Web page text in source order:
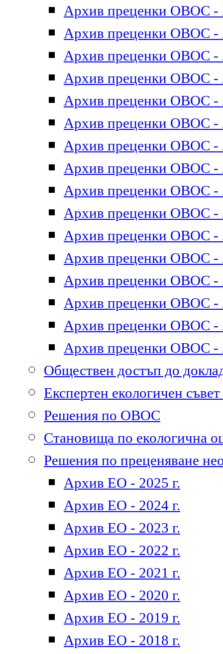
Архив преценки ОВОС -
Архив преценки ОВОС -
Архив преценки ОВОС -
Архив преценки ОВОС -
Архив преценки ОВОС -
Архив преценки ОВОС -
Архив преценки ОВОС -
Архив преценки ОВОС -
Архив преценки ОВОС -
Архив преценки ОВОС -
Архив преценки ОВОС -
Архив преценки ОВОС -
Архив преценки ОВОС -
Архив преценки ОВОС -
Архив преценки ОВОС -
Архив преценки ОВОС -
Обществен достъп до
Експертен екологичен
Решения по ОВОС
Становища по екологична
Решения по преценяване
Архив ЕО - 2025 г.
Архив ЕО - 2024 г.
Архив ЕО - 2023 г.
Архив ЕО - 2022 г.
Архив ЕО - 2021 г.
Архив ЕО - 2020 г.
Архив ЕО - 2019 г.
Архив ЕО - 2018 г.